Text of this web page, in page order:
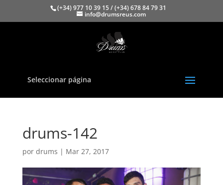
(+34) 977 10 39 15 / (+34) 678 84 79 31
info@drumsreus.com
Seleccionar página
drums-142
por drums | Mar 27, 2017